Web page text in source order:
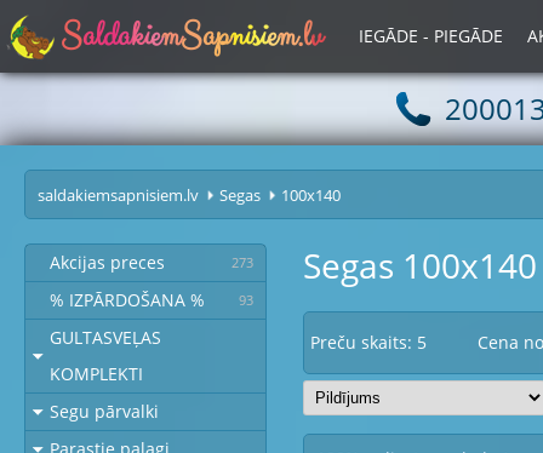
SaldakiemSapnisiem.lv IEGĀDE - PIEGĀDE
saldakiemsapnisiem.lv Segas 100x140
Akcijas preces 273
% IZPĀRDOŠANA % 93
GULTASVEĻAS
KOMPLEKTI
Segu pārvalki
Segas 100x140
Preču skaits: 5 Cena